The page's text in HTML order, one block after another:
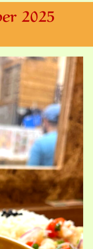
2025